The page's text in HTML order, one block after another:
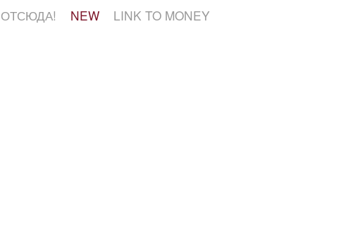
ОТСЮДА! NEW LINK TO MONEY